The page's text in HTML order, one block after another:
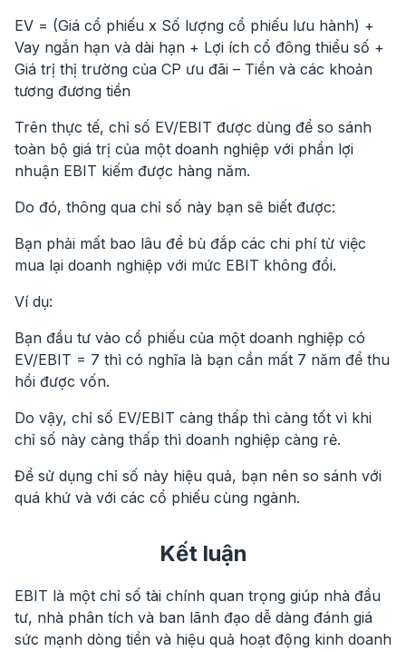
EV = (Giá cổ phiếu x Số lượng cổ phiếu lưu hành) +
Vay ngắn hạn và dài hạn + Lợi ích cổ đông thiểu số +
Giá trị thị trường của CP ưu đãi – Tiền và các khoản
tương đương tiền
Trên thực tế, chỉ số EV/EBIT được dùng để so sánh
toàn bộ giá trị của một doanh nghiệp với phần lợi
nhuận EBIT kiếm được hàng năm.
Do đó, thông qua chỉ số này bạn sẽ biết được:
Bạn phải mất bao lâu để bù đắp các chi phí từ việc
mua lại doanh nghiệp với mức EBIT không đổi.
Ví dụ:
Bạn đầu tư vào cổ phiếu của một doanh nghiệp có
EV/EBIT = 7 thì có nghĩa là bạn cần mất 7 năm để thu
hồi được vốn.
Do vậy, chỉ số EV/EBIT càng thấp thì càng tốt vì khi
chỉ số này càng thấp thì doanh nghiệp càng rẻ.
Để sử dụng chỉ số này hiệu quả, bạn nên so sánh với
quá khứ và với các cổ phiếu cùng ngành.
Kết luận
EBIT là một chỉ số tài chính quan trọng giúp nhà đầu
tư, nhà phân tích và ban lãnh đạo dễ dàng đánh giá
sức mạnh dòng tiền và hiệu quả hoạt động kinh doanh